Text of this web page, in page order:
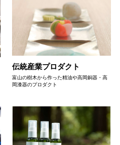
伝統産業プロダクト
富山の樹木から作った精油や高岡銅器・高
岡漆器のプロダクト